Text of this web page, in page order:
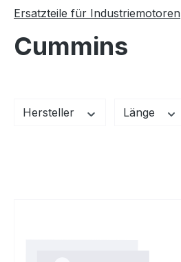
Ersatzteile für Industriemotoren
Cummins
Hersteller Länge